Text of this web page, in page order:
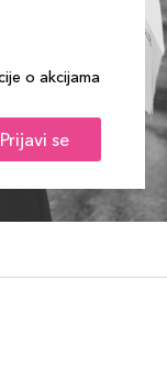
o akcijama
Prijavi se